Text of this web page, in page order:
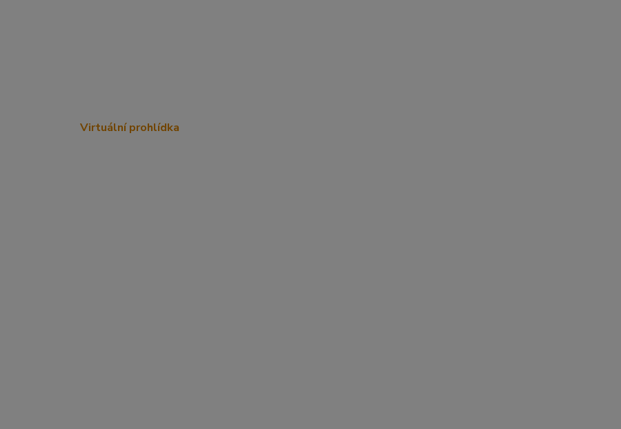
Virtuální prohlídka